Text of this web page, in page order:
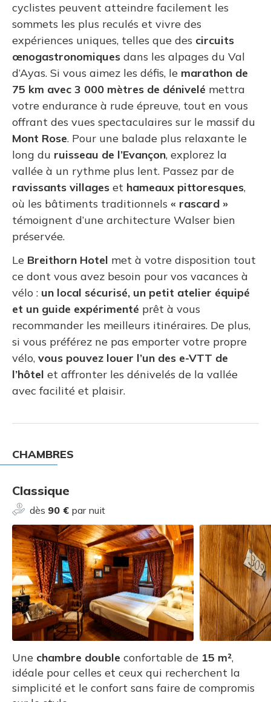
cyclistes peuvent atteindre facilement les
sommets les plus reculés et vivre des
expériences uniques, telles que des circuits
œnogastronomiques dans les alpages du Val
d’Ayas. Si vous aimez les défis, le marathon de
75 km avec 3 000 mètres de dénivelé mettra
votre endurance à rude épreuve, tout en vous
offrant des vues spectaculaires sur le massif du
Mont Rose. Pour une balade plus relaxante le
long du ruisseau de l’Evançon, explorez la
vallée à un rythme plus lent. Passez par de
ravissants villages et hameaux pittoresques,
où les bâtiments traditionnels « rascard »
témoignent d’une architecture Walser bien
préservée.
Le Breithorn Hotel met à votre disposition tout
ce dont vous avez besoin pour vos vacances à
vélo : un local sécurisé, un petit atelier équipé
et un guide expérimenté prêt à vous
recommander les meilleurs itinéraires. De plus,
si vous préférez ne pas emporter votre propre
vélo, vous pouvez louer l’un des e-VTT de
l’hôtel et affronter les dénivelés de la vallée
avec facilité et plaisir.
CHAMBRES
Classique
dès 90 € par nuit
Une chambre double confortable de 15 m²,
idéale pour celles et ceux qui recherchent la
simplicité et le confort sans faire de compromis